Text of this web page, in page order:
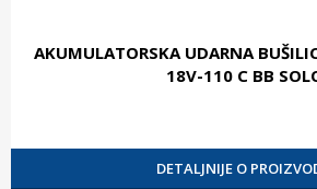
AKUMULATORSKA UDARNA
18V-110 C BB
DETALJNIJE O